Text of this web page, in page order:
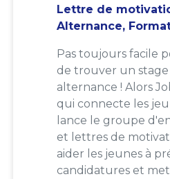
Lettre de
Alternance,
Pas toujours facile
de trouver un
alternance ! Alors
qui connecte les
lance le groupe
et lettres de
aider les jeunes à
candidatures et